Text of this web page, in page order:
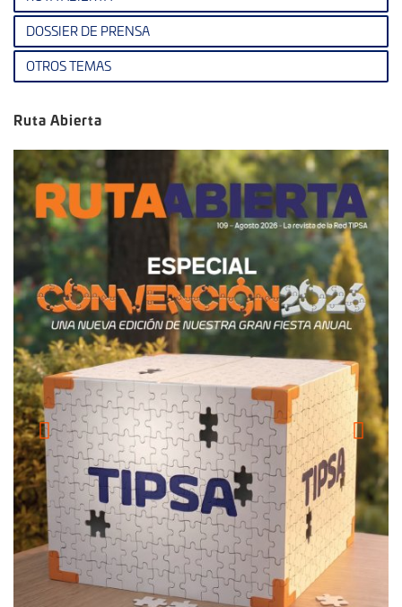
DOSSIER DE PRENSA
OTROS TEMAS
Ruta Abierta